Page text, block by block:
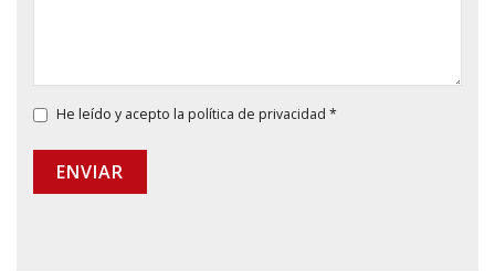
He leído y acepto la política de privacidad *
ENVIAR